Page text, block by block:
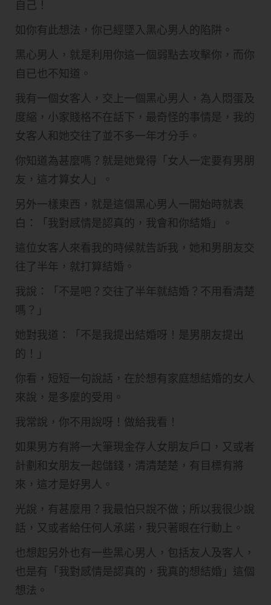
自己！
如你有此想法，你已經墜入黑心男人的陷阱。
黑心男人，就是利用你這一個弱點去攻擊你，而你
自已也不知道。
我有一個女客人，交上一個黑心男人，為人悶蛋及
度縮，小家賤格不在話下，最奇怪的事情是，我的
女客人和她交往了並不多一年才分手。
你知道為甚麼嗎？就是她覺得「女人一定要有男朋
友，這才算女人」。
另外一樣東西，就是這個黑心男人一開始時就表
白：「我對感情是認真的，我會和你結婚」。
這位女客人來看我的時候就告訴我，她和男朋友交
往了半年，就打算結婚。
我說：「不是吧？交往了半年就結婚？不用看清楚
嗎？」
她對我道：「不是我提出結婚呀！是男朋友提出
的！」
你看，短短一句說話，在於想有家庭想結婚的女人
來說，是多麼的受用。
我常說，你不用說呀！做給我看！
如果男方有將一大筆現金存人女朋友戶口，又或者
計劃和女朋友一起儲錢，清清楚楚，有目標有將
來，這才是好男人。
光說，有甚麼用？我最怕只說不做；所以我很少說
話，又或者給任何人承諾，我只著眼在行動上。
也想起另外也有一些黑心男人，包括友人及客人，
也是有「我對感情是認真的，我真的想結婚」這個
想法。